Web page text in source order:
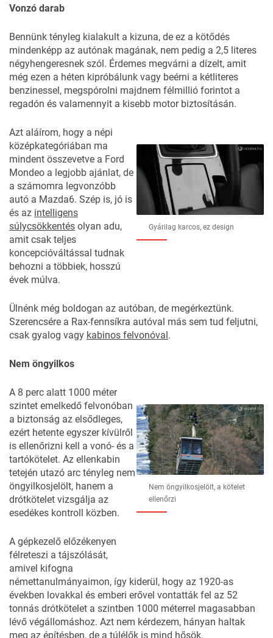
Vonzó darab
Bennünk tényleg kialakult a kizuna, de ez a kötődés
mindenképp az autónak magának, nem pedig a 2,5 literes
négyhengeresnek szól. Érdemes megvárni a dízelt, amit
még ezen a héten kipróbálunk vagy beérni a kétliteres
benzinessel, megspórolni majdnem félmillió forintot a
regadón és valamennyit a kisebb motor biztosításán.
Gyárilag karcos, ez design
Azt aláírom, hogy a népi
középkategóriában ma
mindent összevetve a Ford
Mondeo a legjobb ajánlat, de
a számomra legvonzóbb
autó a Mazda6. Szép is, jó is
és az intelligens
súlycsökkentés olyan adu,
amit csak teljes
koncepcióváltással tudnak
behozni a többiek, hosszú
évek múlva.
Ülnénk még boldogan az autóban, de megérkeztünk.
Szerencsére a Rax-fennsíkra autóval más sem tud feljutni,
csak gyalog vagy kabinos felvonóval.
Nem öngyilkos
Nem öngyilkosjelölt, a kötelet
ellenőrzi
A 8 perc alatt 1000 méter
szintet emelkedő felvonóban
a biztonság az elsődleges,
ezért hetente egyszer kívülről
is ellenőrizni kell a vonó- és a
tartókötelet. Az ellenkabin
tetején utazó arc tényleg nem
öngyilkosjelölt, hanem a
drótkötelet vizsgálja az
esedékes kontroll közben.
A gépkezelő előzékenyen
félreteszi a tájszólását,
amivel kifogna
némettanulmányaimon, így kiderül, hogy az 1920-as
években lovakkal és emberi erővel vontatták fel az 52
tonnás drótkötelet a szintben 1000 méterrel magasabban
lévő végállomáshoz. Azt nem kérdezem, hányan haltak
meg az építésben, de a túlélők is mind hősök.